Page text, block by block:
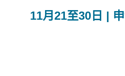
11月21至30日 |